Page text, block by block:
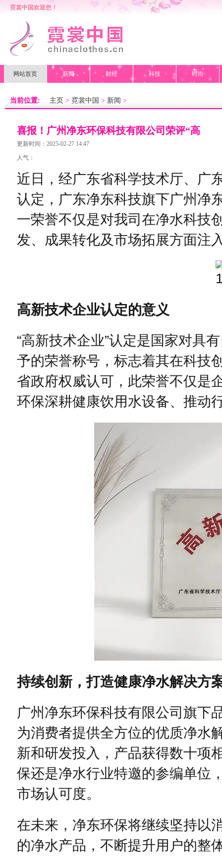
霓裳中国欢迎您！
网站首页 新闻 财经 科技 时尚
当前位置: 主页 > 霓裳中国 > 新闻 >
喜报！广州净东环保科技有限公司荣评“高
新技术企业”
更新时间：2025-02-27 14:47
人气：
近日，经广东省科学技术厅、广
认定，广东净东科技旗下广州净
一荣誉不仅是对我司在净水科技
发、成果转化及市场拓展方面注
高新技术企业认定的意义
“高新技术企业”认定是国家对具
予的荣誉称号，标志着其在科技
省政府权威认可，此荣誉不仅是
环保深耕健康饮用水设备、推动
持续创新，打造健康净水解决方
广州净东环保科技有限公司旗下
为消费者提供全方位的优质净水
新和研发投入，产品获得数十项
保还是净水行业特邀的参编单位
市场认可度。
在未来，净东环保将继续坚持以
的净水产品，不断提升用户的整